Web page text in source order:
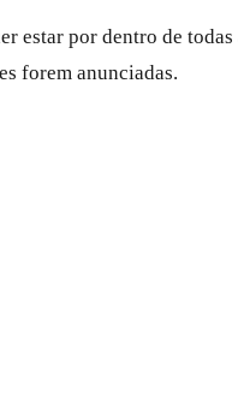
estar por dentro de todas
forem anunciadas.